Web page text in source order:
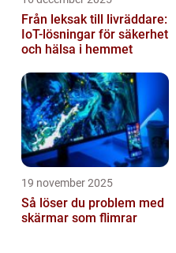
Från leksak till livräddare:
IoT-lösningar för säkerhet
och hälsa i hemmet
19 november 2025
Så löser du problem med
skärmar som flimrar